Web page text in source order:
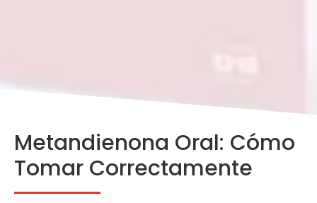
Metandienona Oral: Cómo
Tomar Correctamente